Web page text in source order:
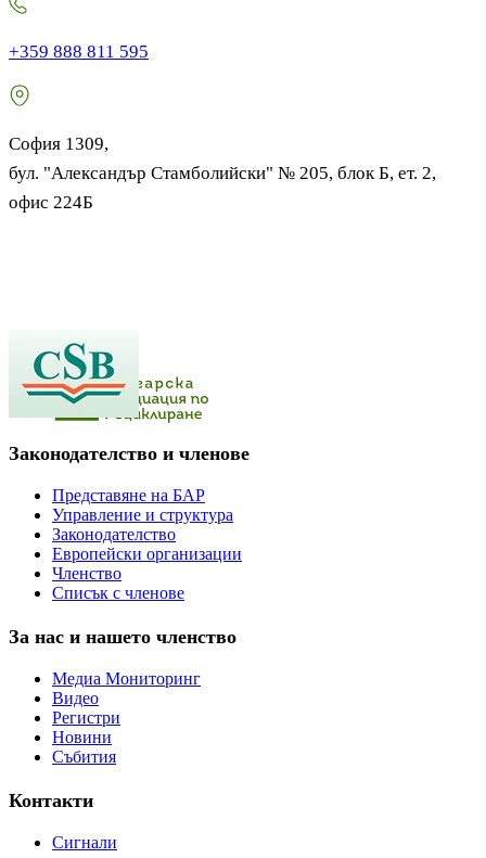
+359 888 811 595
София 1309,
бул. "Александър Стамболийски" № 205, блок Б, ет. 2,
офис 224Б
Законодателство и членове
Представяне на БАР
Управление и структура
Законодателство
Европейски организации
Членство
Списък с членове
За нас и нашето членство
Медиа Мониторинг
Видео
Регистри
Новини
Събития
Контакти
Сигнали